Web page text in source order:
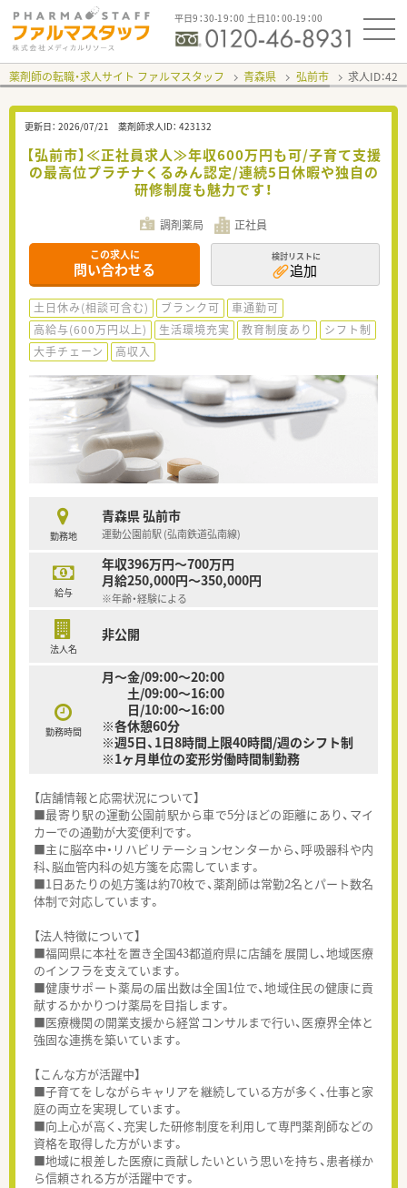
平日9：30-19：00 土日10：00-19：00
薬剤師の転職・求人サイト ファルマスタッフ 青森県 弘前市 求人ID：
更新日： 2026/07/21 薬剤師求人ID： 423132
【弘前市】≪正社員求人≫年収600万円も可/子育て支援
の最高位プラチナくるみん認定/連続5日休暇や独自の
研修制度も魅力です！
調剤薬局 正社員
この求人に
問い合わせる
検討リストに
追加
土日休み(相談可含む) ブランク可
車通勤可
高給与(600万円以上)
生活環境充実 教育制度あり
シフト制
大手チェーン
高収入
勤務地
青森県 弘前市
運動公園前駅 (弘南鉄道弘南線)
給与
年収396万円～700万円
月給250,000円～350,000円
※年齢・経験による
法人名
非公開
勤務時間
月～金/09:00～20:00
土/09:00～16:00
日/10:00～16:00
※各休憩60分
※週5日、1日8時間上限40時間/週のシフト制
※1ヶ月単位の変形労働時間制勤務
【店舗情報と応需状況について】
■最寄り駅の運動公園前駅から車で5分ほどの距離にあり、マイ
カーでの通勤が大変便利です。
■主に脳卒中・リハビリテーションセンターから、呼吸器科や内
科、脳血管内科の処方箋を応需しています。
■1日あたりの処方箋は約70枚で、薬剤師は常勤2名とパート数名
体制で対応しています。
【法人特徴について】
■福岡県に本社を置き全国43都道府県に店舗を展開し、地域医療
のインフラを支えています。
■健康サポート薬局の届出数は全国1位で、地域住民の健康に貢
献するかかりつけ薬局を目指します。
■医療機関の開業支援から経営コンサルまで行い、医療界全体と
強固な連携を築いています。
【こんな方が活躍中】
■子育てをしながらキャリアを継続している方が多く、仕事と家
庭の両立を実現しています。
■向上心が高く、充実した研修制度を利用して専門薬剤師などの
資格を取得した方がいます。
■地域に根差した医療に貢献したいという思いを持ち、患者様か
ら信頼される方が活躍中です。